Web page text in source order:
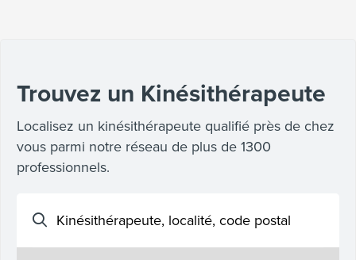
Trouvez un Kinésithérapeute
Localisez un kinésithérapeute qualifié près de chez
vous parmi notre réseau de plus de 1300
professionnels.